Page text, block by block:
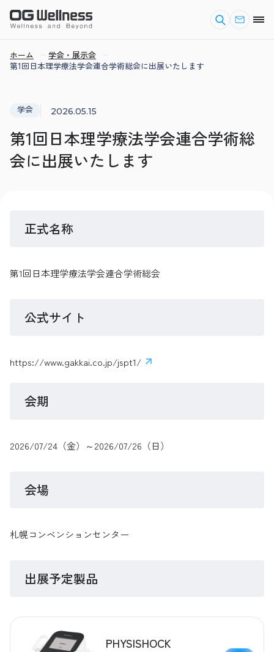
ホーム
学会・展示会
第1回日本理学療法学会連合学術総会に出展いたします
学会 2026.05.15
第1回日本理学療法学会連合学術総
会に出展いたします
正式名称
第1回日本理学療法学会連合学術総会
公式サイト
https://www.gakkai.co.jp/jspt1/
会期
2026/07/24（金）～2026/07/26（日）
会場
札幌コンベンションセンター
出展予定製品
PHYSISHOCK